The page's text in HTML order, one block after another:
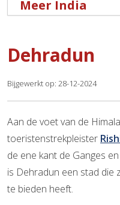
Meer India
Dehradun
Bijgewerkt op: 28-12-2024
Aan de voet van de
toeristenstrekpleister
de ene kant de Ganges
is Dehradun een stad die
te bieden heeft.